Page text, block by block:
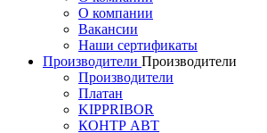
О компании
Вакансии
Наши сертификаты
Производители Производители
Производители
Платан
KIPPRIBOR
КОНТР АВТ